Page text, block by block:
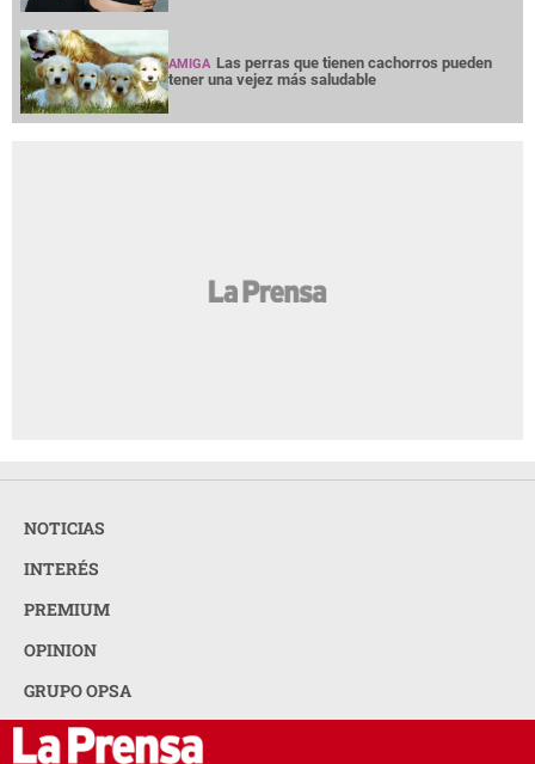
AMIGA Las perras que tienen cachorros pueden
tener una vejez más saludable
NOTICIAS
INTERÉS
PREMIUM
OPINION
GRUPO OPSA